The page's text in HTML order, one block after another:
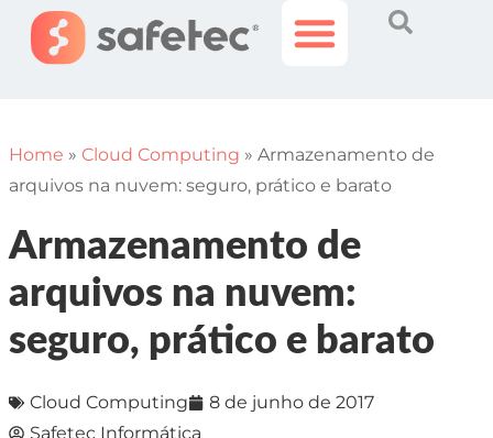
Home » Cloud Computing » Armazenamento de
arquivos na nuvem: seguro, prático e barato
Armazenamento de
arquivos na nuvem:
seguro, prático e barato
Cloud Computing
8 de junho de 2017
Safetec Informática